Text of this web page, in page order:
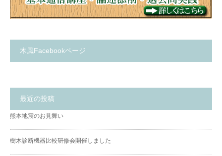
木風Facebookページ
最近の投稿
熊本地震のお見舞い
樹木診断機器比較研修会開催しました